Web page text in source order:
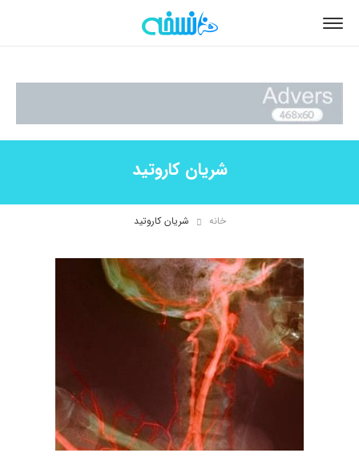
شریان کاروتید
خانه شریان کاروتید